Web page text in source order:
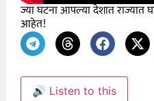
ज्या घटना आपल्या देशात राज्यात
आहेत!
🔊 Listen to this